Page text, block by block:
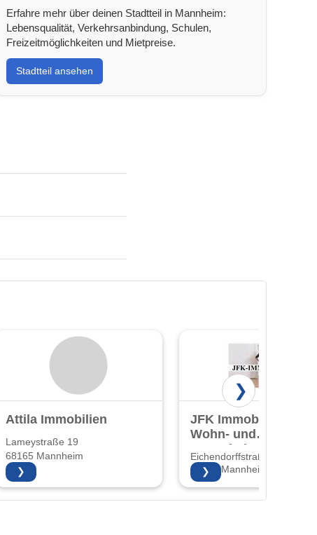
Erfahre mehr über deinen Stadtteil in Mannheim:
Lebensqualität, Verkehrsanbindung, Schulen,
Freizeitmöglichkeiten und Mietpreise.
Stadtteil ansehen
Attila Immobilien
Lameystraße 19
68165 Mannheim
❯
JFK Immobilien
Wohn- und
Gewerbeimmobilien
und
Hausverwaltung
Eichendorffstraße 25-27
68167 Mannheim
❯
❯